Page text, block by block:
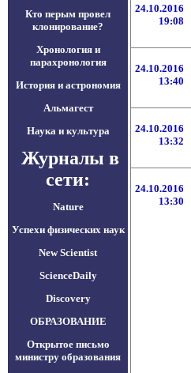
Кто перым провел
клонирование?
Хронология и
парахронология
История и астрономия
Альмагест
Наука и культура
Журналы в
сети:
Nature
Успехи физических наук
New Scientist
ScienceDaily
Discovery
ОБРАЗОВАНИЕ
Открытое письмо
министру образования
24.10.2016
19:08
24.10.2016
13:40
24.10.2016
13:32
24.10.2016
13:30